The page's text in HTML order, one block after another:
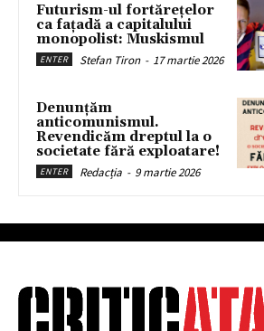
Futurism-ul fortărețelor
ca fațadă a capitalului
monopolist: Muskismul
ENTER Stefan Tiron - 17 martie 2026
Denunțăm
anticomunismul.
Revendicăm dreptul la o
societate fără exploatare!
ENTER Redacția - 9 martie 2026